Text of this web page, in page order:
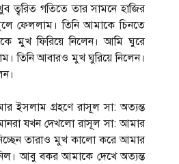
গতিতে তার সামনে হাজির
ফেললাম। তিনি আমাকে চিনতে
মুখ ফিরিয়ে নিলেন। আমি ঘুরে
তিনি আবারও মুখ ঘুরিয়ে নিলেন।
ইসলাম গ্রহণে রাসূল সা: অত্যন্ত
যখন দেখলো রাসূল সা: আমার
তারাও মুখ কালো করে আমার
আবু বকর আমাকে দেখে অত্যন্ত